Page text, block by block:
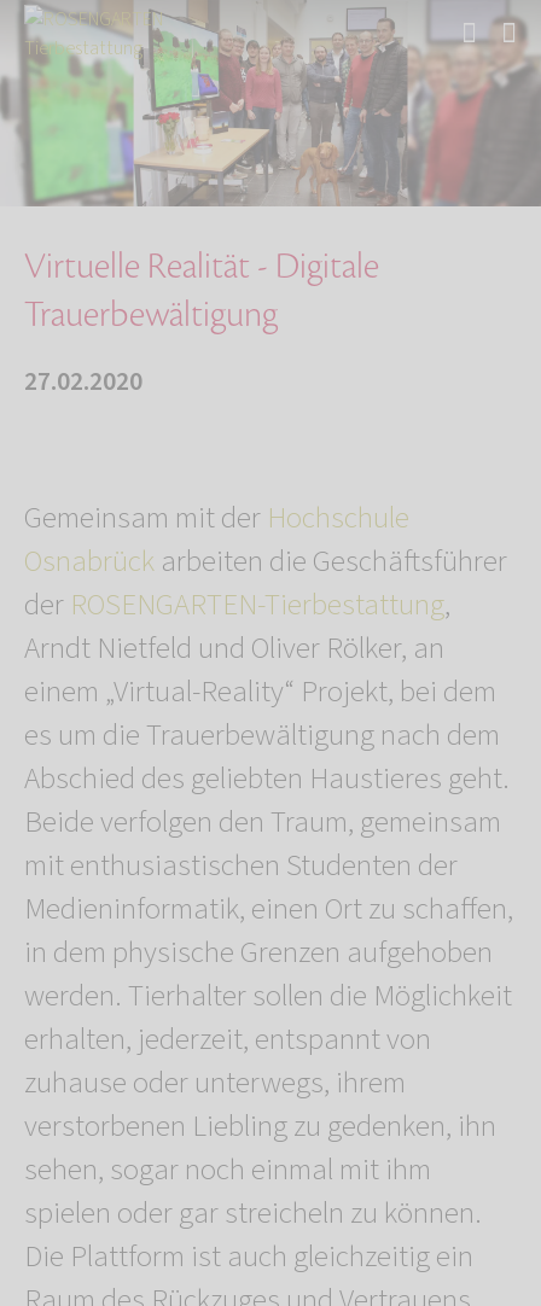
Über uns
Aktuelles
Virtuelle Realität - Digitale Trauerbewältigu…
Virtuelle Realität - Digitale
Trauerbewältigung
27.02.2020
Gemeinsam mit der Hochschule
Osnabrückarbeiten die Geschäftsführer
der ROSENGARTEN-Tierbestattung,
Arndt Nietfeld und Oliver Rölker, an
einem „Virtual-Reality“ Projekt, bei dem
es um die Trauerbewältigung nach dem
Abschied des geliebten Haustieres geht.
Beide verfolgen den Traum, gemeinsam
mit enthusiastischen Studenten der
Medieninformatik, einen Ort zu schaffen,
in dem physische Grenzen aufgehoben
werden. Tierhalter sollen die Möglichkeit
erhalten, jederzeit, entspannt von
zuhause oder unterwegs, ihrem
verstorbenen Liebling zu gedenken, ihn
sehen, sogar noch einmal mit ihm
spielen oder gar streicheln zu können.
Die Plattform ist auch gleichzeitig ein